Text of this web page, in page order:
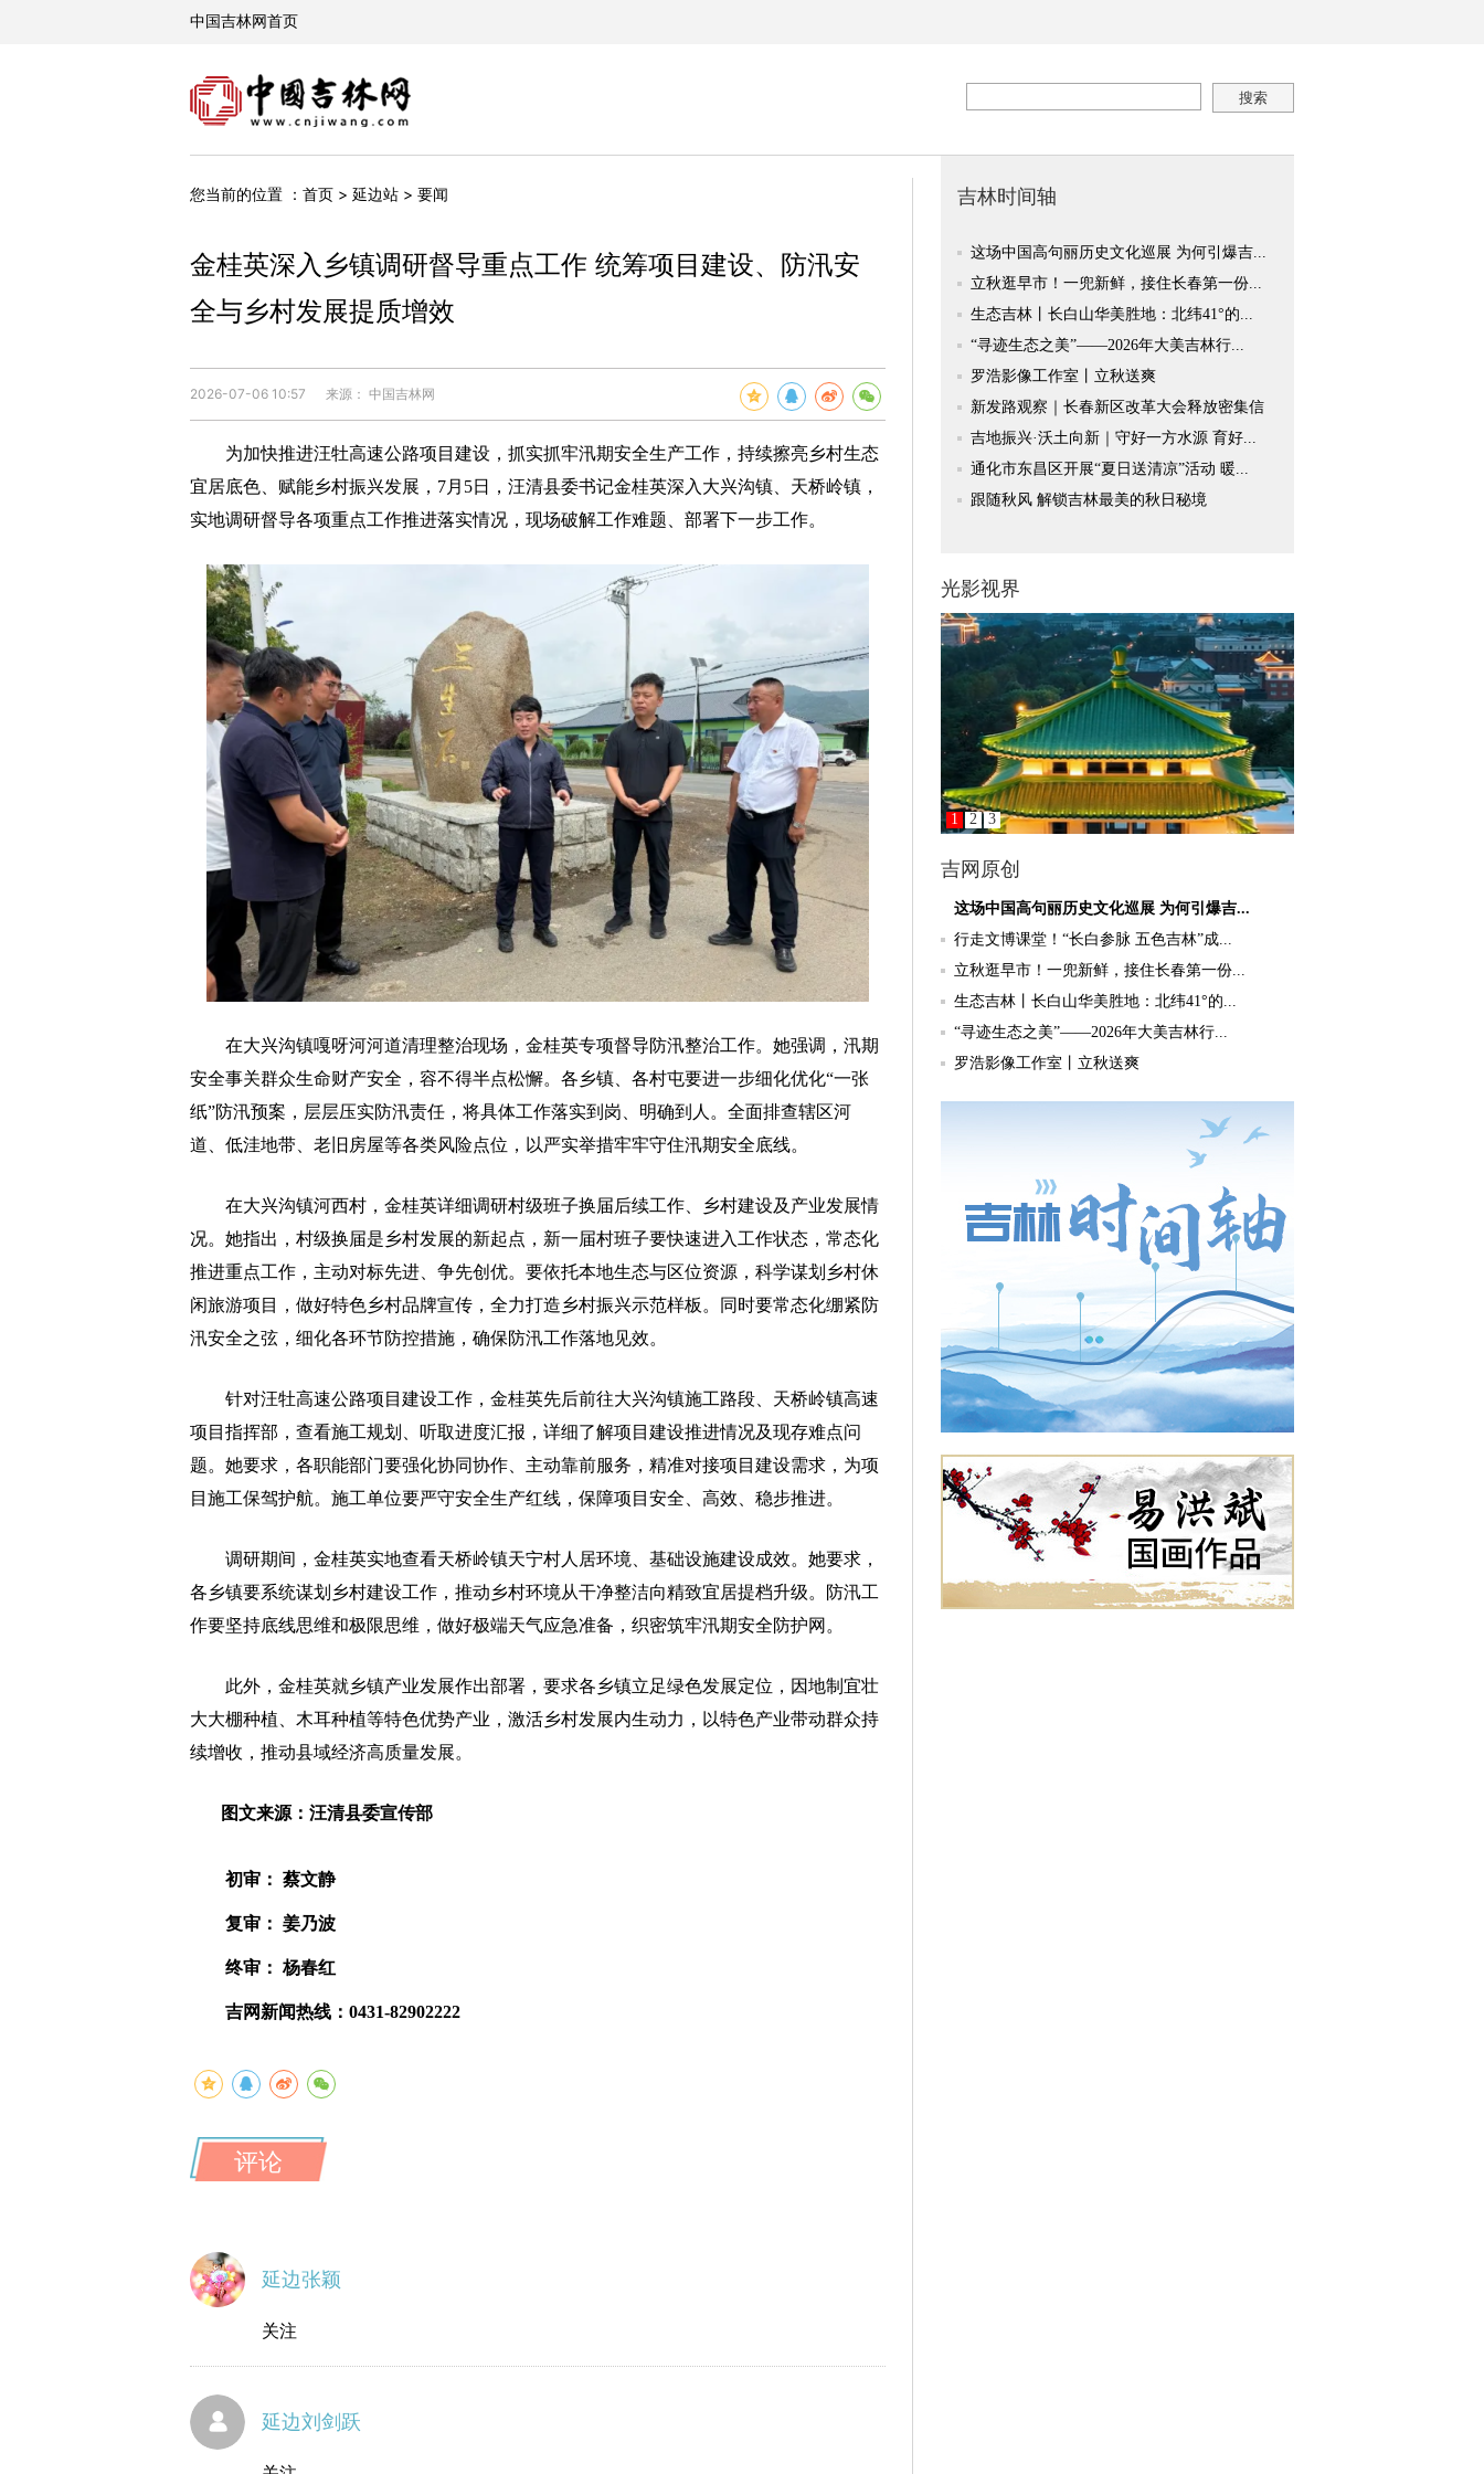
您当前的位置 ： 首页 > 延边站 > 要闻
金桂英深入乡镇调研督导重点工作 统筹项目建设、防汛安
全与乡村发展提质增效
2026-07-06 10:57 来源： 中国吉林网
为加快推进汪牡高速公路项目建设，抓实抓牢汛期安全生产工作，持续擦亮乡村生态
宜居底色、赋能乡村振兴发展，7月5日，汪清县委书记金桂英深入大兴沟镇、天桥岭镇，
实地调研督导各项重点工作推进落实情况，现场破解工作难题、部署下一步工作。
在大兴沟镇嘎呀河河道清理整治现场，金桂英专项督导防汛整治工作。她强调，汛期
安全事关群众生命财产安全，容不得半点松懈。各乡镇、各村屯要进一步细化优化“一张
纸”防汛预案，层层压实防汛责任，将具体工作落实到岗、明确到人。全面排查辖区河
道、低洼地带、老旧房屋等各类风险点位，以严实举措牢牢守住汛期安全底线。
在大兴沟镇河西村，金桂英详细调研村级班子换届后续工作、乡村建设及产业发展情
况。她指出，村级换届是乡村发展的新起点，新一届村班子要快速进入工作状态，常态化
推进重点工作，主动对标先进、争先创优。要依托本地生态与区位资源，科学谋划乡村休
闲旅游项目，做好特色乡村品牌宣传，全力打造乡村振兴示范样板。同时要常态化绷紧防
汛安全之弦，细化各环节防控措施，确保防汛工作落地见效。
针对汪牡高速公路项目建设工作，金桂英先后前往大兴沟镇施工路段、天桥岭镇高速
项目指挥部，查看施工规划、听取进度汇报，详细了解项目建设推进情况及现存难点问
题。她要求，各职能部门要强化协同协作、主动靠前服务，精准对接项目建设需求，为项
目施工保驾护航。施工单位要严守安全生产红线，保障项目安全、高效、稳步推进。
调研期间，金桂英实地查看天桥岭镇天宁村人居环境、基础设施建设成效。她要求，
各乡镇要系统谋划乡村建设工作，推动乡村环境从干净整洁向精致宜居提档升级。防汛工
作要坚持底线思维和极限思维，做好极端天气应急准备，织密筑牢汛期安全防护网。
此外，金桂英就乡镇产业发展作出部署，要求各乡镇立足绿色发展定位，因地制宜壮
大大棚种植、木耳种植等特色优势产业，激活乡村发展内生动力，以特色产业带动群众持
续增收，推动县域经济高质量发展。
图文来源：汪清县委宣传部
初审： 蔡文静
复审： 姜乃波
终审： 杨春红
吉网新闻热线：0431-82902222
评论
延边张颖
关注
延边刘剑跃